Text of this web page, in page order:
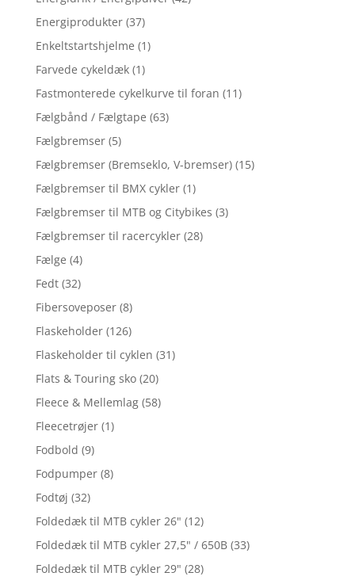
Energiprodukter (37)
Enkeltstartshjelme (1)
Farvede cykeldæk (1)
Fastmonterede cykelkurve til foran (11)
Fælgbånd / Fælgtape (63)
Fælgbremser (5)
Fælgbremser (Bremseklo, V-bremser) (15)
Fælgbremser til BMX cykler (1)
Fælgbremser til MTB og Citybikes (3)
Fælgbremser til racercykler (28)
Fælge (4)
Fedt (32)
Fibersoveposer (8)
Flaskeholder (126)
Flaskeholder til cyklen (31)
Flats & Touring sko (20)
Fleece & Mellemlag (58)
Fleecetrøjer (1)
Fodbold (9)
Fodpumper (8)
Fodtøj (32)
Foldedæk til MTB cykler 26" (12)
Foldedæk til MTB cykler 27,5" / 650B (33)
Foldedæk til MTB cykler 29" (28)